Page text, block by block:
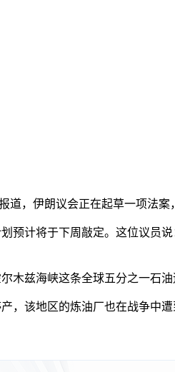
道，伊朗议会正在起草一项法
计将于下周敲定。这位议员
兹海峡这条全球五分之一石油
该地区的炼油厂也在战争中遭